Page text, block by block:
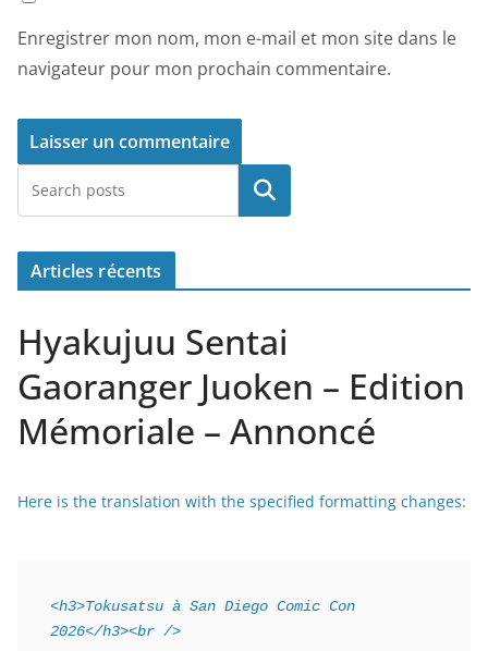
Enregistrer mon nom, mon e-mail et mon site dans le
navigateur pour mon prochain commentaire.
Rechercher
Articles récents
Hyakujuu Sentai
Gaoranger Juoken – Edition
Mémoriale – Annoncé
Here is the translation with the specified formatting changes:
<h3>Tokusatsu à San Diego Comic Con
2026</h3><br />